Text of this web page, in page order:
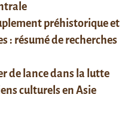
préhistorique et
: résumé de recherches
de lance dans la lutte
culturels en Asie